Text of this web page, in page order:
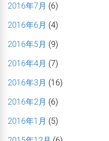
2016年7月 (6)
2016年6月 (4)
2016年5月 (9)
2016年4月 (7)
2016年3月 (16)
2016年2月 (6)
2016年1月 (5)